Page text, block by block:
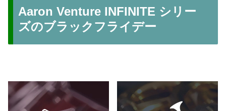
Aaron Venture INFINITE シリー
ズのブラックフライデー